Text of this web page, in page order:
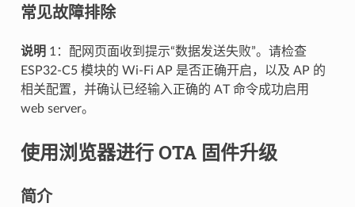
常见故障排除
说明 1：配网页面收到提示“数据发送失败”。请检查
ESP32-C5 模块的 Wi-Fi AP 是否正确开启，以及 AP 的
相关配置，并确认已经输入正确的 AT 命令成功启用
web server。
使用浏览器进行 OTA 固件升级
简介